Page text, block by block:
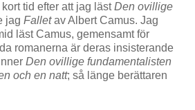
tid efter att jag lästDen ovillige
jag Falletav Albert Camus. Jag
läst Camus, gemensamt för
romanerna är deras insisterande
Den ovillige fundamentalisten
och en natt; så länge berättaren